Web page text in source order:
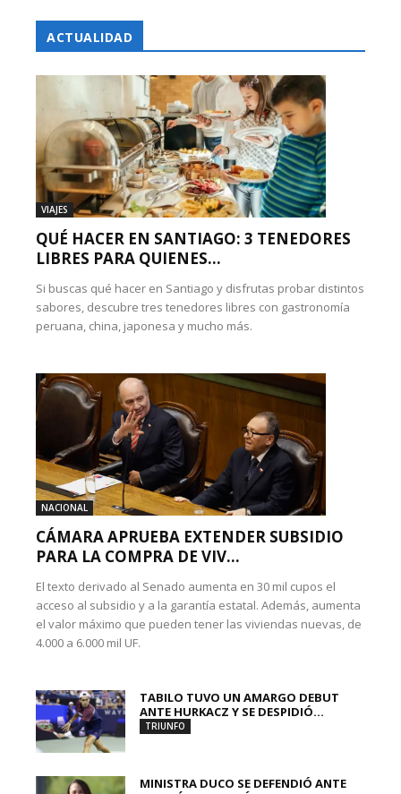
ACTUALIDAD
VIAJES
QUÉ HACER EN SANTIAGO: 3 TENEDORES
LIBRES PARA QUIENES...
Si buscas qué hacer en Santiago y disfrutas probar distintos
sabores, descubre tres tenedores libres con gastronomía
peruana, china, japonesa y mucho más.
NACIONAL
CÁMARA APRUEBA EXTENDER SUBSIDIO
PARA LA COMPRA DE VIV...
El texto derivado al Senado aumenta en 30 mil cupos el
acceso al subsidio y a la garantía estatal. Además, aumenta
el valor máximo que pueden tener las viviendas nuevas, de
4.000 a 6.000 mil UF.
TABILO TUVO UN AMARGO DEBUT
ANTE HURKACZ Y SE DESPIDIÓ...
TRIUNFO
MINISTRA DUCO SE DEFENDIÓ ANTE